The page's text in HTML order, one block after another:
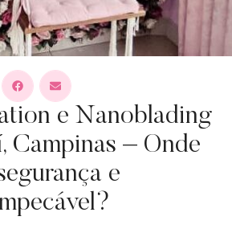
e Nanoblading
Campinas – Onde
e